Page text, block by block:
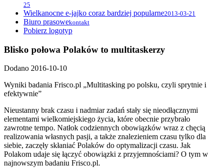
25
Wielkanocne e-jajko coraz bardziej popularne2013-03-21
Biuro prasowekontakt
Pobierz logotyp
Blisko połowa Polaków to multitaskerzy
Dodano 2016-10-10
Wyniki badania Frisco.pl „Multitasking po polsku, czyli sprytnie i
efektywnie”
Nieustanny brak czasu i nadmiar zadań stały się nieodłącznymi
elementami wielkomiejskiego życia, które obecnie przybrało
zawrotne tempo. Natłok codziennych obowiązków wraz z chęcią
realizowania własnych pasji, a także znalezieniem czasu tylko dla
siebie, zaczęły skłaniać Polaków do optymalizacji czasu. Jak
Polakom udaje się łączyć obowiązki z przyjemnościami? O tym w
najnowszym badaniu Frisco.pl.